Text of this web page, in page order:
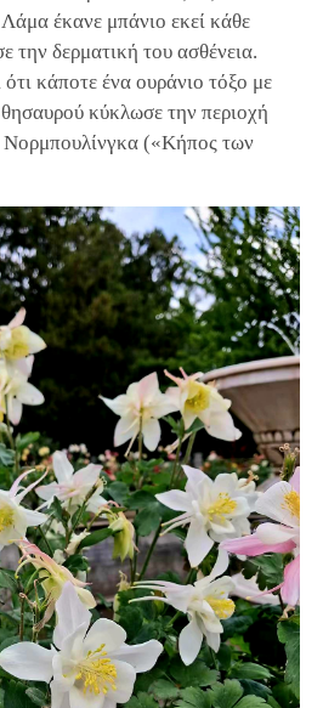
έκανε μπάνιο εκεί κάθε
την δερματική του ασθένεια.
κάποτε ένα ουράνιο τόξο με
κύκλωσε την περιοχή
Νορμπουλίνγκα («Κήπος των